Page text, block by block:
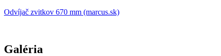
Odvíjač zvitkov 670 mm (marcus.sk)
Galéria